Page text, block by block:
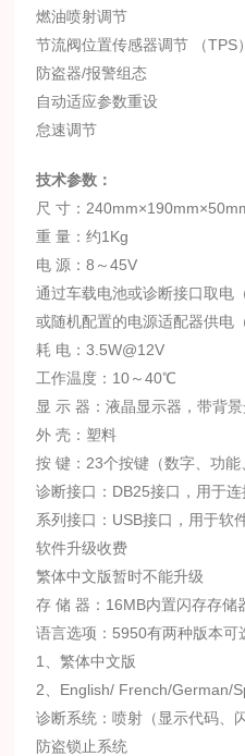
燃油喷射调节
节流阀位置传感器调节 （TPS）
防盗器/报警组态
自动适应参数重设
怠速调节
技术参数：
尺 寸：
重 量：约1Kg
电 源：8～45V
通过车载电池或诊断接口取电
或随机配置的电源适配器供电
耗 电：3.5W@12V
工作温度：10～40℃
显 示 器：液晶显示器，带背
外 壳：塑料
按 键：23个按键（数字、功能
诊断接口：DB25接口，用于
系列接口：USB接口，用于软
软件升级收费
繁体中文版暂时不能升级
存 储 器：16MB内置闪存存储
语言选项：5950有两种版本可
1、繁体中文版
2、English/ French/German/
诊断系统：喷射（显示代码、
防盗锁止系统